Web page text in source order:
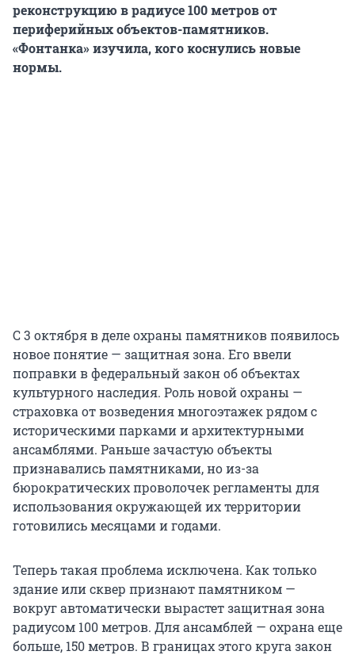
реконструкцию в радиусе 100 метров от
периферийных объектов-памятников.
«Фонтанка» изучила, кого коснулись новые
нормы.
С 3 октября в деле охраны памятников появилось
новое понятие — защитная зона. Его ввели
поправки в федеральный закон об объектах
культурного наследия. Роль новой охраны —
страховка от возведения многоэтажек рядом с
историческими парками и архитектурными
ансамблями. Раньше зачастую объекты
признавались памятниками, но из-за
бюрократических проволочек регламенты для
использования окружающей их территории
готовились месяцами и годами.
Теперь такая проблема исключена. Как только
здание или сквер признают памятником —
вокруг автоматически вырастет защитная зона
радиусом 100 метров. Для ансамблей — охрана еще
больше, 150 метров. В границах этого круга закон